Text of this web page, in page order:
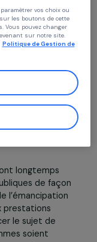
ville (QPV), quels
professionnelle
partenaires pour améliorer
permet de vous proposer
de fonctionnalités
et de collecter des
paramètrer vos choix ou
sur les boutons de cette
en revenant sur notre site.
Politique de Gestion